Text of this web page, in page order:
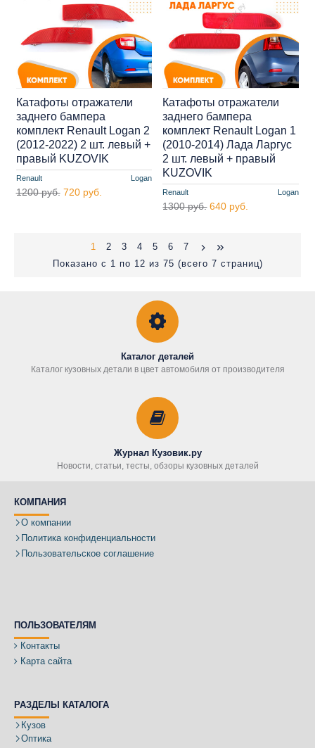
Renault Logan
Катафоты отражатели
заднего бампера
комплект Renault Logan 2
(2012-2022) 2 шт. левый +
правый KUZOVIK
1200 руб. 720 руб. Renault Logan
Катафоты отражатели
заднего бампера
комплект Renault Logan 1
(2010-2014) Лада Ларгус
2 шт. левый + правый
KUZOVIK
1300 руб. 640 руб.
1 2 3 4 5 6
7
Показано с 1 по 12 из 75 (всего 7 страниц)
Каталог деталей
Каталог кузовных детали в цвет автомобиля от производителя
Журнал Кузовик.ру
Новости, статьи, тесты, обзоры кузовных деталей
КОМПАНИЯ
О компании
Политика конфиденциальности
Пользовательское соглашение
ПОЛЬЗОВАТЕЛЯМ
Контакты
Карта сайта
РАЗДЕЛЫ КАТАЛОГА
Кузов
Оптика